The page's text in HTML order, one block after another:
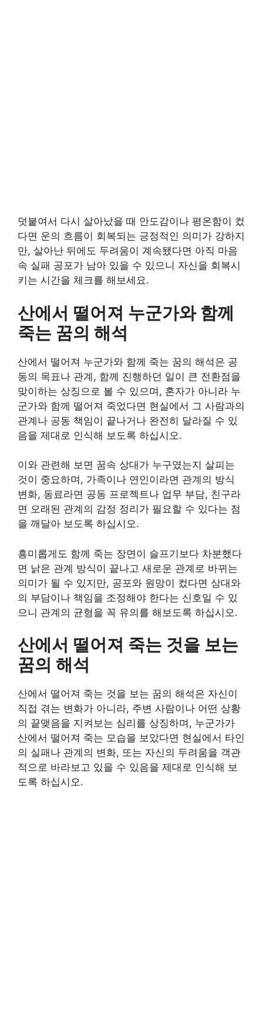
덧붙여서 다시 살아났을 때 안도감이나 평온함이 컸
다면 운의 흐름이 회복되는 긍정적인 의미가 강하지
만, 살아난 뒤에도 두려움이 계속됐다면 아직 마음
속 실패 공포가 남아 있을 수 있으니 자신을 회복시
키는 시간을 체크를 해보세요.
산에서 떨어져 누군가와 함께
죽는 꿈의 해석
산에서 떨어져 누군가와 함께 죽는 꿈의 해석은 공
동의 목표나 관계, 함께 진행하던 일이 큰 전환점을
맞이하는 상징으로 볼 수 있으며, 혼자가 아니라 누
군가와 함께 떨어져 죽었다면 현실에서 그 사람과의
관계나 공동 책임이 끝나거나 완전히 달라질 수 있
음을 제대로 인식해 보도록 하십시오.
이와 관련해 보면 꿈속 상대가 누구였는지 살피는
것이 중요하며, 가족이나 연인이라면 관계의 방식
변화, 동료라면 공동 프로젝트나 업무 부담, 친구라
면 오래된 관계의 감정 정리가 필요할 수 있다는 점
을 깨달아 보도록 하십시오.
흥미롭게도 함께 죽는 장면이 슬프기보다 차분했다
면 낡은 관계 방식이 끝나고 새로운 관계로 바뀌는
의미가 될 수 있지만, 공포와 원망이 컸다면 상대와
의 부담이나 책임을 조정해야 한다는 신호일 수 있
으니 관계의 균형을 꼭 유의를 해보도록 하십시오.
산에서 떨어져 죽는 것을 보는
꿈의 해석
산에서 떨어져 죽는 것을 보는 꿈의 해석은 자신이
직접 겪는 변화가 아니라, 주변 사람이나 어떤 상황
의 끝맺음을 지켜보는 심리를 상징하며, 누군가가
산에서 떨어져 죽는 모습을 보았다면 현실에서 타인
의 실패나 관계의 변화, 또는 자신의 두려움을 객관
적으로 바라보고 있을 수 있음을 제대로 인식해 보
도록 하십시오.